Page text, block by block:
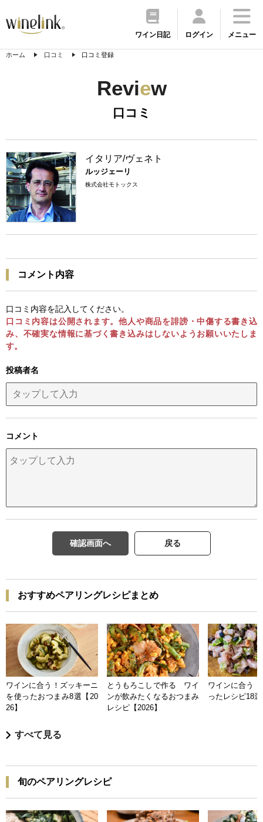
ワイン日記 ログイン メニュー
ホーム 口コミ 口コミ登録
Review
口コミ
イタリア/ヴェネト
ルッジェーリ
株式会社モトックス
コメント内容
口コミ内容を記入してください。
口コミ内容は公開されます。他人や商品を誹謗・中傷する書き込
み、不確実な情報に基づく書き込みはしないようお願いいたしま
す。
投稿者名
コメント
確認画面へ 戻る
おすすめペアリングレシピまとめ
ワインに合う！ズッキーニ
を使ったおつまみ8選【20
26】
とうもろこしで作る ワイ
ンが飲みたくなるおつまみ
レシピ【2026】
ワインに合う
ったレシピ18
すべて見る
旬のペアリングレシピ